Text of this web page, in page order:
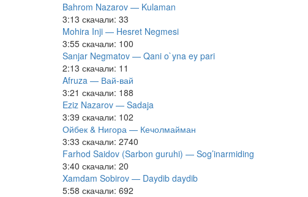
Bahrom Nazarov — Kulaman
3:13 скачали: 33
Mohira Inji — Hesret Negmesi
3:55 скачали: 100
Sanjar Negmatov — Qani o`yna ey pari
2:13 скачали: 11
Afruza — Вай-вай
3:21 скачали: 188
Eziz Nazarov — Sadaja
3:39 скачали: 102
Ойбек & Нигора — Кечолмайман
3:33 скачали: 2740
Farhod Saidov (Sarbon guruhi) — Sog’inarmiding
3:40 скачали: 20
Xamdam Sobirov — Daydib daydib
5:58 скачали: 692